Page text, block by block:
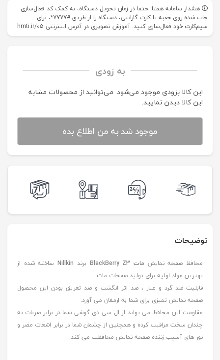
هشدار سامانه همتا: حتما در زمان تحویل دستگاه، به کمک کد فعال‌سازی
چاپ شده روی جعبه یا کارت گارانتی، دستگاه را از طریق #7777*، برای
سیم‌کارت خود فعال‌سازی کنید. آموزش تصویری در آدرس اینترنتی hmti.ir/05
به زودی
این کالا بزودی موجود می‌شود. می‌توانید از محصولات مشابه
این کالا دیدن نمایید.
موجود شد به من اطلاع بده
توضیحات
محافظ صفحه نمایش مات BlackBerry Z3 برند Nillkinساخته شده از
بهترین مواد اولیه برای تولید صفحات مات .
قابلیت ضد گرد و غبار ، ضد اثر انگشت و ضد تعریق بودن این محصول
صفحه نمایش تمیزی برای شما به ارمغان می آورد.
مقاومت این محافظ می تواند از ال سی دی گوشی شما در برابر ضربات نه
چندان سخت مراقبت کرده و همچنین از چشمان شما در برابر اشعات مضر و
نور های آسیب زننده صفحه نمایش محافظت می کند.